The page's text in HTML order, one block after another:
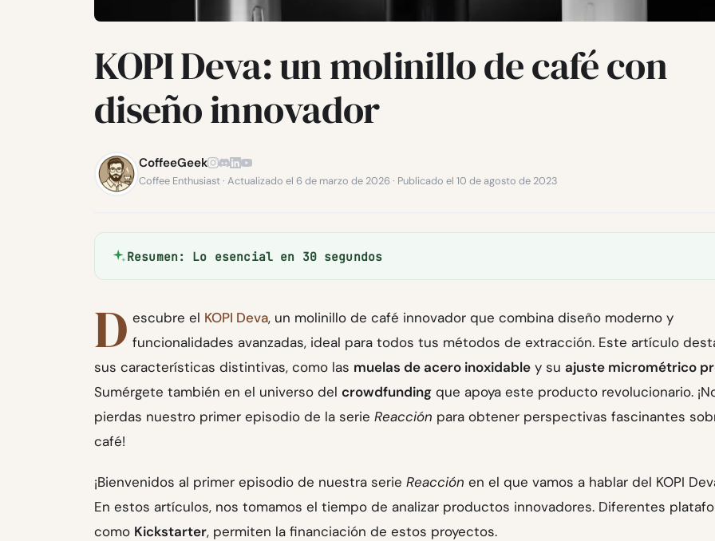
KOPI Deva: un molinillo de café con
diseño innovador
CoffeeGeek
Coffee Enthusiast · Actualizado el 6 de marzo de 2026 · Publicado el 10 de agosto de 2023
Resumen: Lo esencial en 30 segundos
D escubre el KOPI Deva, un molinillo de café innovador que combina diseño moderno y
funcionalidades avanzadas, ideal para todos tus métodos de extracción. Este artículo
sus características distintivas, como las muelas de acero inoxidable y su ajuste micrométrico
Sumérgete también en el universo del crowdfunding que apoya este producto revolucionario.
pierdas nuestro primer episodio de la serie Reacción para obtener perspectivas fascinantes
café!
¡Bienvenidos al primer episodio de nuestra serie Reacción en el que vamos a hablar del KOPI
En estos artículos, nos tomamos el tiempo de analizar productos innovadores. Diferentes
como Kickstarter, permiten la financiación de estos proyectos.